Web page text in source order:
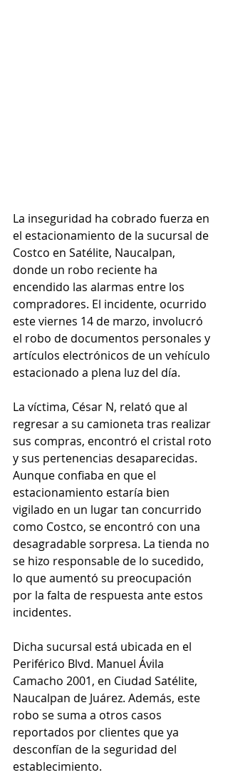
La inseguridad ha cobrado fuerza en
el estacionamiento de la sucursal de
Costco en Satélite, Naucalpan,
donde un robo reciente ha
encendido las alarmas entre los
compradores. El incidente, ocurrido
este viernes 14 de marzo, involucró
el robo de documentos personales y
artículos electrónicos de un vehículo
estacionado a plena luz del día.
La víctima, César N, relató que al
regresar a su camioneta tras realizar
sus compras, encontró el cristal roto
y sus pertenencias desaparecidas.
Aunque confiaba en que el
estacionamiento estaría bien
vigilado en un lugar tan concurrido
como Costco, se encontró con una
desagradable sorpresa. La tienda no
se hizo responsable de lo sucedido,
lo que aumentó su preocupación
por la falta de respuesta ante estos
incidentes.
Dicha sucursal está ubicada en el
Periférico Blvd. Manuel Ávila
Camacho 2001, en Ciudad Satélite,
Naucalpan de Juárez. Además, este
robo se suma a otros casos
reportados por clientes que ya
desconfían de la seguridad del
establecimiento.